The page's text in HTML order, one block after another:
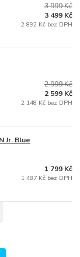
3 999 Kč
3 499 Kč
2 892 Kč bez DPH
2 999 Kč
2 599 Kč
2 148 Kč bez DPH
Jr. Blue
1 799 Kč
1 487 Kč bez DPH